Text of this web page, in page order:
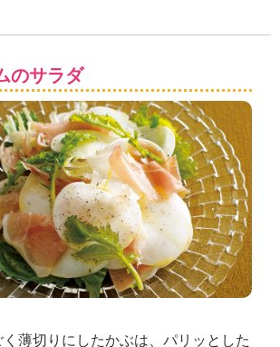
のサラダ
薄切りにしたかぶは、パリッとした